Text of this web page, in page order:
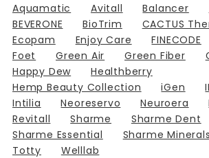
Aquamatic
Avitall Balancer
BEVERONE
BioTrim
CACTUS
Ecopam
Enjoy Care FINECODE
Foet
Green Air Green Fiber
Happy Dew
Healthberry
Hemp Beauty Collection
iGen
Intilia
Neoreservo Neuroera
Revitall
Sharme Sharme Dent
Sharme Essential
Sharme Minerals
Totty
Welllab